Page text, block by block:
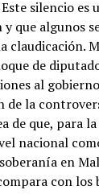
Este silencio
que algunos
claudicación.
de
al
de la
de que, para
nacional
en
con los